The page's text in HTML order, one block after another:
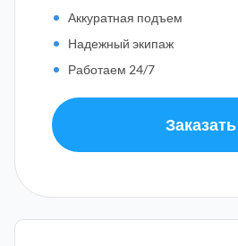
Аккуратная подъем
Надежный экипаж
Работаем 24/7
Заказать